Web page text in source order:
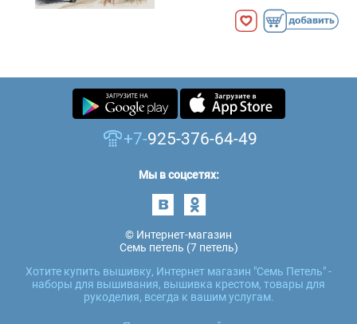
+7-925-376-64-49
Мы в соцсетях:
© Интернет-магазин
Семь петель (7 петель)
Хотите купить вышивку, Интернет магазин "Семь Петель" -
наборы для вышивания, вышивка крестом, товары для
рукоделия, всегда к вашим услугам.